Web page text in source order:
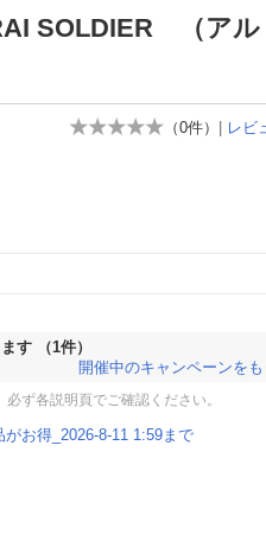
SOLDIER （アル
（0件） レビ
す
（1件）
開催中のキャンペーンを
ず各説明頁でご確認ください。
がお得_2026-8-11 1:59まで